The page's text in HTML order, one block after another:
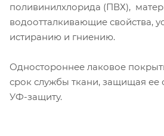
поливинилхлорида (ПВХ),
водоотталкивающие свойства,
истиранию и гниению.
Одностороннее лаковое
срок службы ткани, защищая ее
УФ-защиту.